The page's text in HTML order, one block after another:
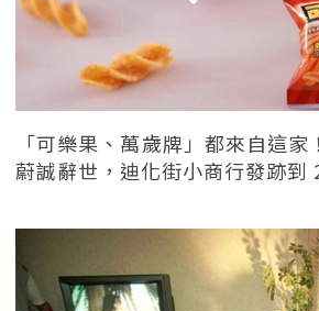
「可樂果、萬歲牌」都來自這
蔚誠辭世，迪化街小商行發跡到